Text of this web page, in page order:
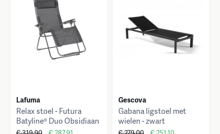
Lafuma
Relax stoel - Futura
Batyline® Duo Obsidiaan
Gescova
Gabana ligstoel met
wielen - zwart